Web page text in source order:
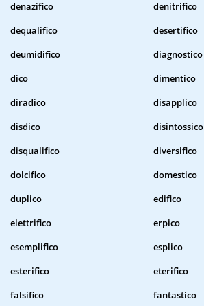
denazifico
denitrifico
dequalifico
desertifico
deumidifico
diagnostico
dico
dimentico
diradico
disapplico
disdico
disintossico
disqualifico
diversifico
dolcifico
domestico
duplico
edifico
elettrifico
erpico
esemplifico
esplico
esterifico
eterifico
falsifico
fantastico